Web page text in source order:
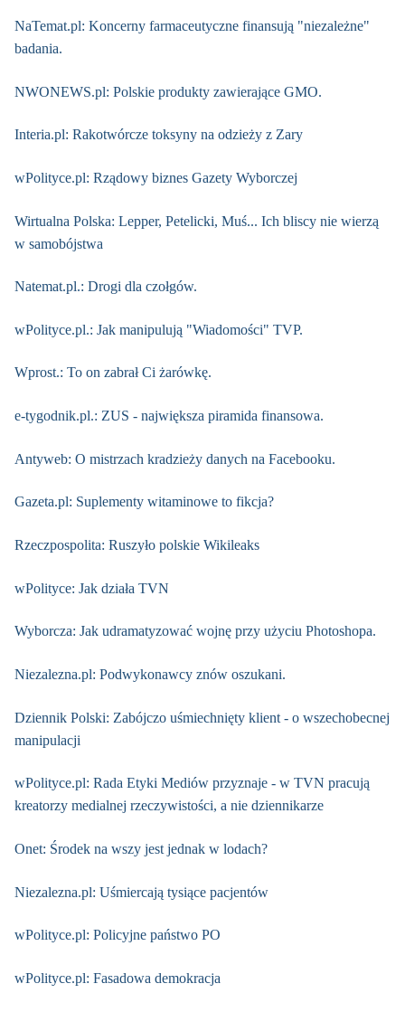
NaTemat.pl: Koncerny farmaceutyczne finansują "niezależne"
badania.
NWONEWS.pl: Polskie produkty zawierające GMO.
Interia.pl: Rakotwórcze toksyny na odzieży z Zary
wPolityce.pl: Rządowy biznes Gazety Wyborczej
Wirtualna Polska: Lepper, Petelicki, Muś... Ich bliscy nie wierzą
w samobójstwa
Natemat.pl.: Drogi dla czołgów.
wPolityce.pl.: Jak manipulują "Wiadomości" TVP.
Wprost.: To on zabrał Ci żarówkę.
e-tygodnik.pl.: ZUS - największa piramida finansowa.
Antyweb: O mistrzach kradzieży danych na Facebooku.
Gazeta.pl: Suplementy witaminowe to fikcja?
Rzeczpospolita: Ruszyło polskie Wikileaks
wPolityce: Jak działa TVN
Wyborcza: Jak udramatyzować wojnę przy użyciu Photoshopa.
Niezalezna.pl: Podwykonawcy znów oszukani.
Dziennik Polski: Zabójczo uśmiechnięty klient - o wszechobecnej
manipulacji
wPolityce.pl: Rada Etyki Mediów przyznaje - w TVN pracują
kreatorzy medialnej rzeczywistości, a nie dziennikarze
Onet: Środek na wszy jest jednak w lodach?
Niezalezna.pl: Uśmiercają tysiące pacjentów
wPolityce.pl: Policyjne państwo PO
wPolityce.pl: Fasadowa demokracja